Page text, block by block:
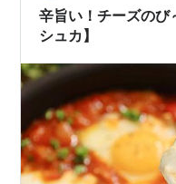
（味が変わる）、過去
ことにした。軽く塩コ
辛旨い！チーズのび
シュカ】